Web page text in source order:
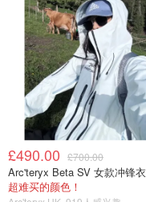
£490.00 £700.00
Arc'teryx Beta SV 女款冲锋衣
超难买的颜色！